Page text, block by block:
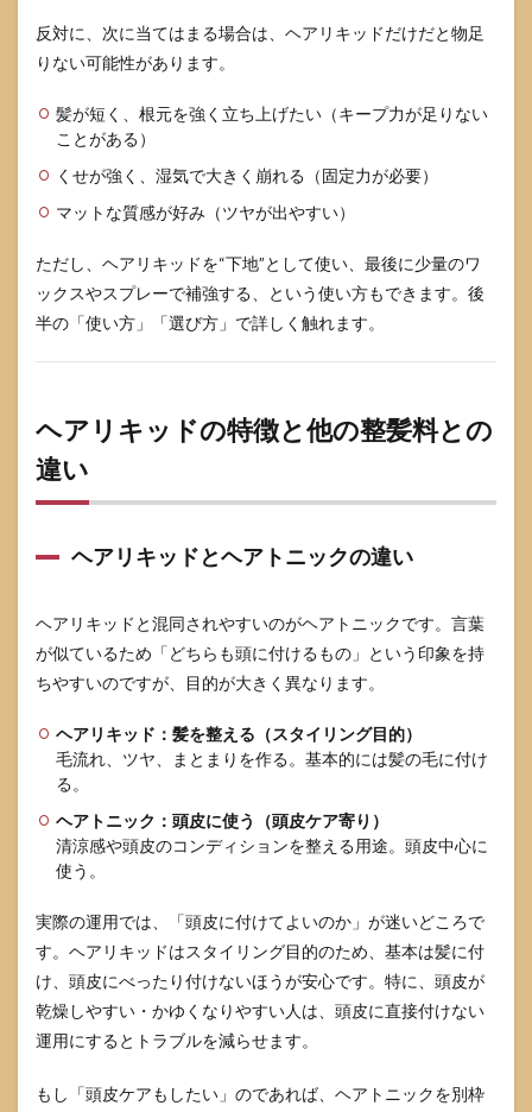
のま
と次
手
反対に、次に当てはまる場合は、ヘアリキッドだけだと物足
りない可能性があります。
髪が短く、根元を強く立ち上げたい（キープ力が足りない
ことがある）
くせが強く、湿気で大きく崩れる（固定力が必要）
マットな質感が好み（ツヤが出やすい）
ただし、ヘアリキッドを“下地”として使い、最後に少量のワ
ックスやスプレーで補強する、という使い方もできます。後
半の「使い方」「選び方」で詳しく触れます。
ヘアリキッドの特徴と他の整髪料との
違い
ヘアリキッドとヘアトニックの違い
ヘアリキッドと混同されやすいのがヘアトニックです。言葉
が似ているため「どちらも頭に付けるもの」という印象を持
ちやすいのですが、目的が大きく異なります。
ヘアリキッド：髪を整える（スタイリング目的）
毛流れ、ツヤ、まとまりを作る。基本的には髪の毛に付け
る。
ヘアトニック：頭皮に使う（頭皮ケア寄り）
清涼感や頭皮のコンディションを整える用途。頭皮中心に
使う。
実際の運用では、「頭皮に付けてよいのか」が迷いどころで
す。ヘアリキッドはスタイリング目的のため、基本は髪に付
け、頭皮にべったり付けないほうが安心です。特に、頭皮が
乾燥しやすい・かゆくなりやすい人は、頭皮に直接付けない
運用にするとトラブルを減らせます。
もし「頭皮ケアもしたい」のであれば、ヘアトニックを別枠